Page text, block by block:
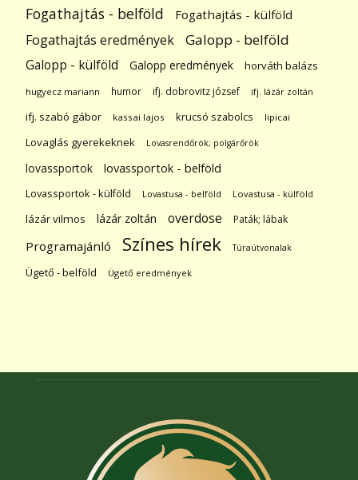
Fogathajtás - belföld Fogathajtás - külföld
Fogathajtás eredmények Galopp - belföld
Galopp - külföld Galopp eredmények horváth balázs
hugyecz mariann humor ifj. dobrovitz józsef ifj. lázár zoltán
ifj. szabó gábor kassai lajos krucsó szabolcs lipicai
Lovaglás gyerekeknek Lovasrendőrök; polgárőrök
lovassportok lovassportok - belföld
Lovassportok - külföld Lovastusa - belföld Lovastusa - külföld
lázár vilmos lázár zoltán overdose Paták; lábak
Programajánló Színes hírek Túraútvonalak
Ügető - belföld Ügető eredmények